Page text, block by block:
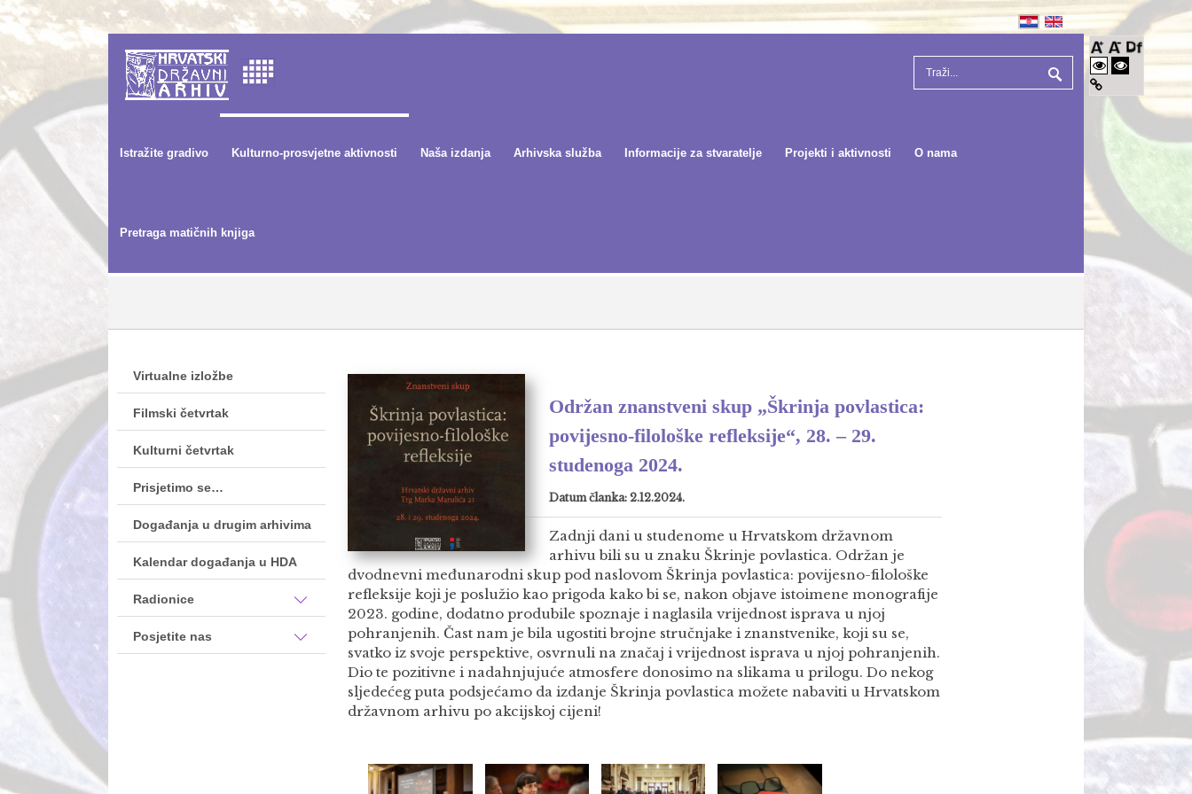
Istražite gradivo Kulturno-prosvjetne aktivnosti Naša izdanja Arhivska služba Informacije za stvaratelje Projekti i aktivnosti O nama
Pretraga matičnih knjiga
Virtualne izložbe
Filmski četvrtak
Kulturni četvrtak
Prisjetimo se…
Događanja u drugim arhivima
Kalendar događanja u HDA
Radionice
Posjetite nas
Održan znanstveni skup „Škrinja povlastica:
povijesno-filološke refleksije“, 28. – 29.
studenoga 2024.
Datum članka: 2.12.2024.
Zadnji dani u studenome u Hrvatskom državnom
arhivu bili su u znaku Škrinje povlastica. Održan je
dvodnevni međunarodni skup pod naslovom Škrinja povlastica: povijesno-filološke
refleksije koji je poslužio kao prigoda kako bi se, nakon objave istoimene monografije
2023. godine, dodatno produbile spoznaje i naglasila vrijednost isprava u njoj
pohranjenih. Čast nam je bila ugostiti brojne stručnjake i znanstvenike, koji su se,
svatko iz svoje perspektive, osvrnuli na značaj i vrijednost isprava u njoj pohranjenih.
Dio te pozitivne i nadahnjujuće atmosfere donosimo na slikama u prilogu. Do nekog
sljedećeg puta podsjećamo da izdanje Škrinja povlastica možete nabaviti u Hrvatskom
državnom arhivu po akcijskoj cijeni!